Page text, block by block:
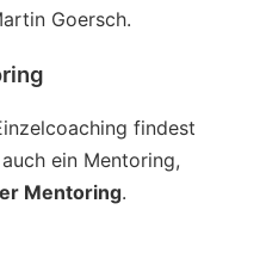
Goersch.
findest
ein Mentoring,
Mentoring.